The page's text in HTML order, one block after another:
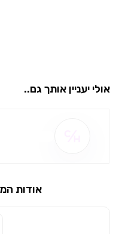
אולי יעניין אותך גם..
אודות